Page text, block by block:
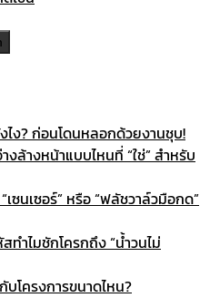
ง? ก่อนโดนหลอกด้วยงานชุบ!
งล้างหน้าแบบไหนที่ “ใช่” สำหรับ
ซนเซอร์” หรือ “ฟลัชวาล์วมือกด”
ำไมชักโครกถึง “น้ำวนไม่
บโครงการขนาดไหน?